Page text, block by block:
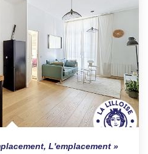
L'emplacement